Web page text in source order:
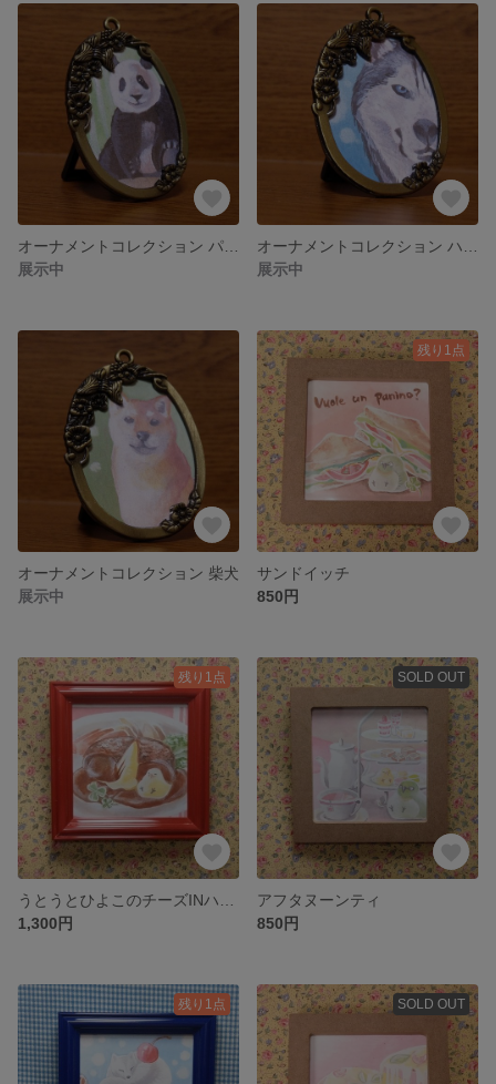
展示中
展示中
オーナメントコレクション 柴犬
展示中
残り1点
サンドイッチ
850円
残り1点
1,300円
SOLD OUT
アフタヌーンティ
850円
残り1点 SOLD OUT